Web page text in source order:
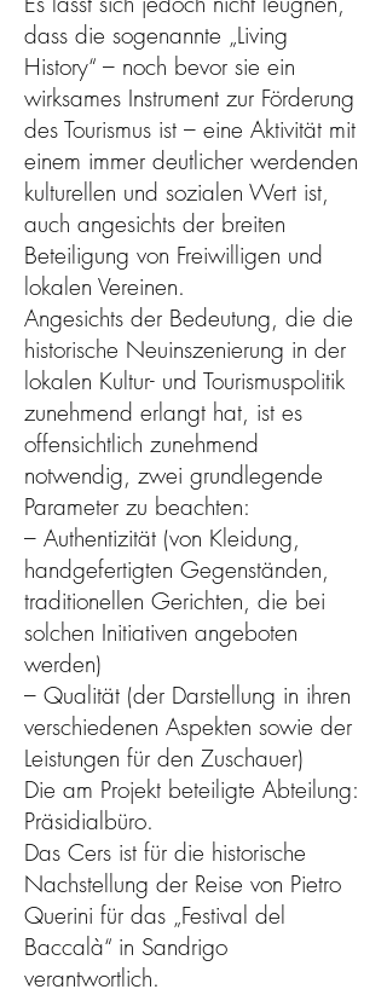
dass die sogenannte „Living
History“ – noch bevor sie ein
wirksames Instrument zur Förderung
des Tourismus ist – eine Aktivität mit
einem immer deutlicher werdenden
kulturellen und sozialen Wert ist,
auch angesichts der breiten
Beteiligung von Freiwilligen und
lokalen Vereinen.
Angesichts der Bedeutung, die die
historische Neuinszenierung in der
lokalen Kultur- und Tourismuspolitik
zunehmend erlangt hat, ist es
offensichtlich zunehmend
notwendig, zwei grundlegende
Parameter zu beachten:
– Authentizität (von Kleidung,
handgefertigten Gegenständen,
traditionellen Gerichten, die bei
solchen Initiativen angeboten
werden)
– Qualität (der Darstellung in ihren
verschiedenen Aspekten sowie der
Leistungen für den Zuschauer)
Die am Projekt beteiligte Abteilung:
Präsidialbüro.
Das Cers ist für die historische
Nachstellung der Reise von Pietro
Querini für das „Festival del
Baccalà“ in Sandrigo
verantwortlich.